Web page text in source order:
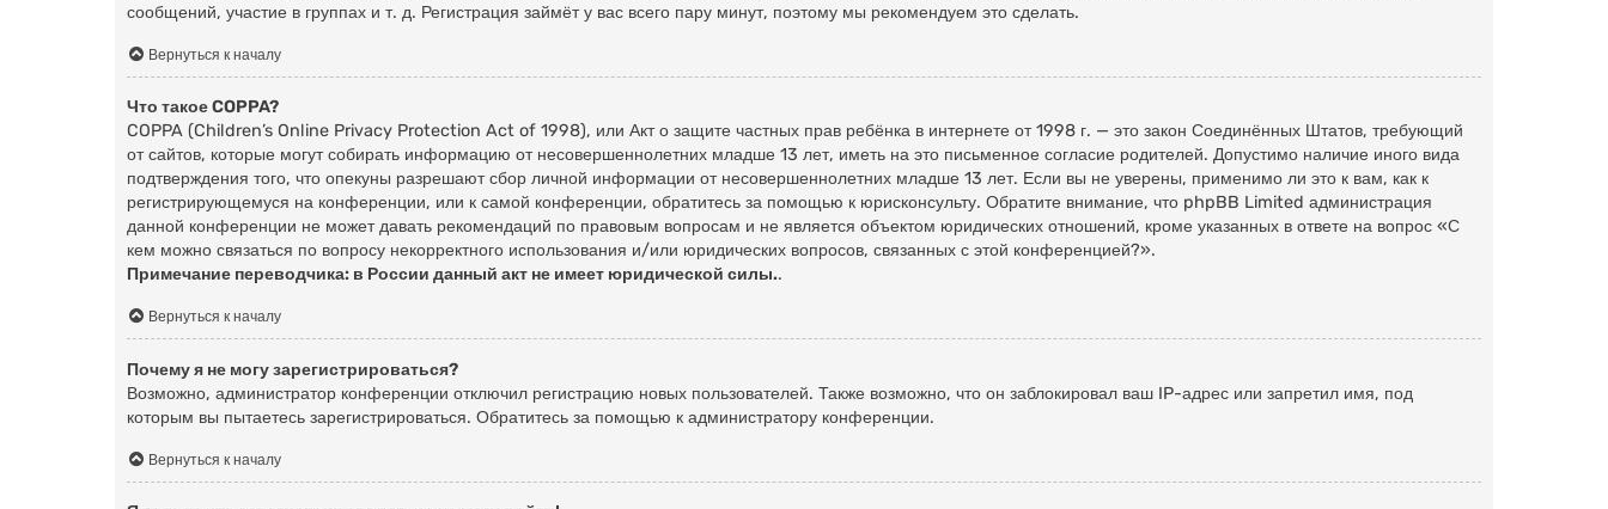
сообщений, участие в группах и т. д. Регистрация займёт у вас всего пару минут, поэтому мы рекомендуем это сделать.
Вернуться к началу
Что такое COPPA?
COPPA (Children’s Online Privacy Protection Act of 1998), или Акт о защите частных прав ребёнка в интернете от 1998 г. — это закон Соединённых Штатов, требующий
от сайтов, которые могут собирать информацию от несовершеннолетних младше 13 лет, иметь на это письменное согласие родителей. Допустимо наличие иного вида
подтверждения того, что опекуны разрешают сбор личной информации от несовершеннолетних младше 13 лет. Если вы не уверены, применимо ли это к вам, как к
регистрирующемуся на конференции, или к самой конференции, обратитесь за помощью к юрисконсульту. Обратите внимание, что phpBB Limited администрация
данной конференции не может давать рекомендаций по правовым вопросам и не является объектом юридических отношений, кроме указанных в ответе на вопрос «С
кем можно связаться по вопросу некорректного использования и/или юридических вопросов, связанных с этой конференцией?».
Примечание переводчика: в России данный акт не имеет юридической силы..
Вернуться к началу
Почему я не могу зарегистрироваться?
Возможно, администратор конференции отключил регистрацию новых пользователей. Также возможно, что он заблокировал ваш IP-адрес или запретил имя, под
которым вы пытаетесь зарегистрироваться. Обратитесь за помощью к администратору конференции.
Вернуться к началу